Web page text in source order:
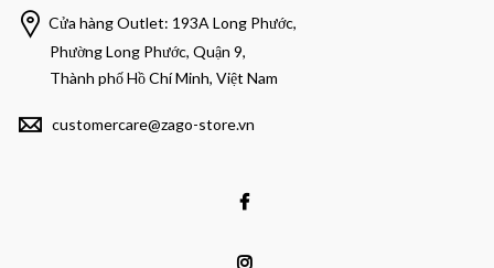
Cửa hàng Outlet: 193A Long Phước,
Phường Long Phước, Quận 9,
Thành phố Hồ Chí Minh, Việt Nam
customercare@zago-store.vn